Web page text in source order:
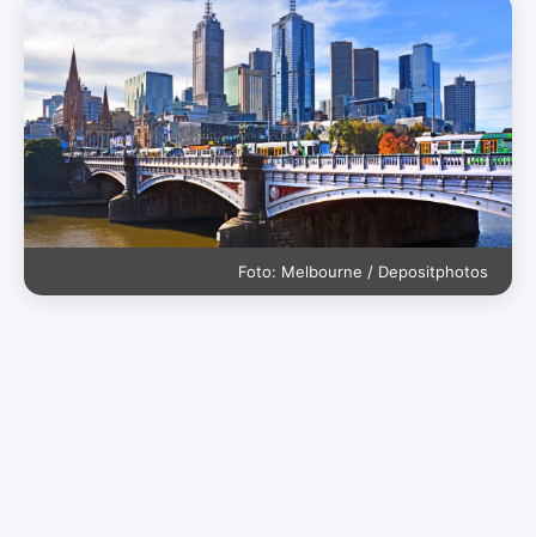
Foto: Melbourne / Depositphotos